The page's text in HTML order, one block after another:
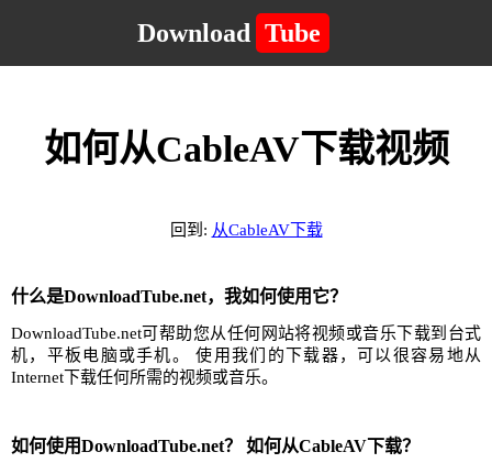
Download Tube
如何从CableAV下载视频
回到: 从CableAV下载
什么是DownloadTube.net，我如何使用它？
DownloadTube.net可帮助您从任何网站将视频或音乐下载到台式
机，平板电脑或手机。 使用我们的下载器，可以很容易地从
Internet下载任何所需的视频或音乐。
如何使用DownloadTube.net？ 如何从CableAV下载？